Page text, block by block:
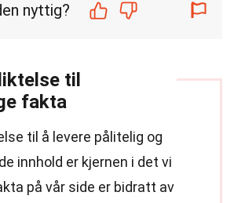
nyttig?
til
fakta
til å levere pålitelig og
innhold er kjernen i det vi
på vår side er bidratt av